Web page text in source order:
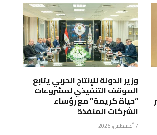
وزير الدولة للإنتاج الحربي يتابع
الموقف التنفيذي لمشروعات
“حياة كريمة” مع رؤساء
الشركات المنفذة
7 أغسطس، 2026